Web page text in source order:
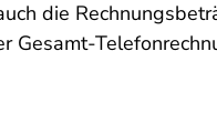
die